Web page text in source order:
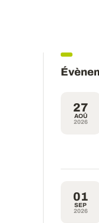
27
AOÛ
2026
01
SEP
2026